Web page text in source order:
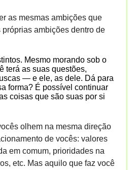
as mesmas ambições que
ambições dentro de
Mesmo morando sob o
terá as suas questões,
— e ele, as dele. Dá para
forma? É possível continuar
coisas que são suas por si
olhem na mesma direção
de vocês: valores
em comum, prioridades na
etc. Mas aquilo que faz você